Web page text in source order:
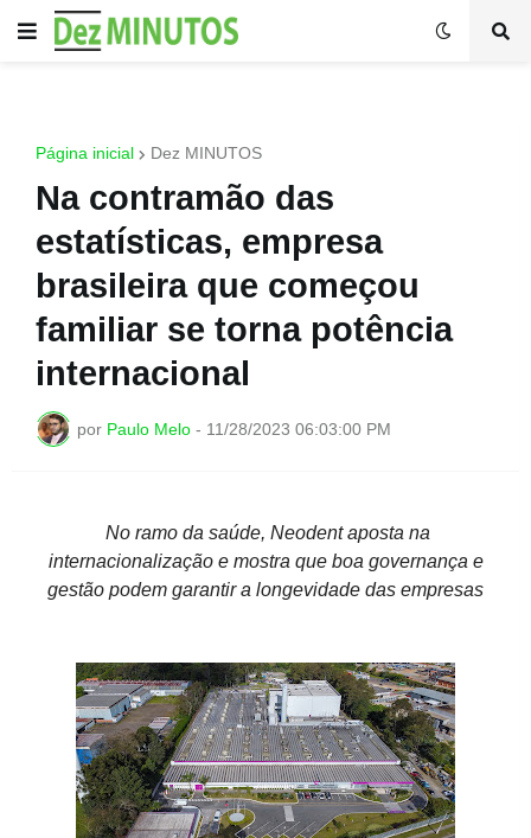
Página inicial Dez MINUTOS
Na contramão das
estatísticas, empresa
brasileira que começou
familiar se torna potência
internacional
por Paulo Melo - 11/28/2023 06:03:00 PM
No ramo da saúde, Neodent aposta na
internacionalização e mostra que boa governança e
gestão podem garantir a longevidade das empresas